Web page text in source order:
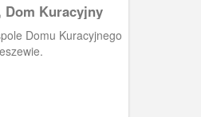
w obręb Miejskiego
Pocztówka
Kuracyjny z zewnątrz.
Dom Kuracyjny
Domu Kuracyjnego